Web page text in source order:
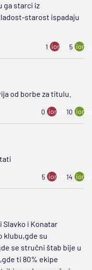
ga starci iz
starost ispadaju
1 ion:minus
5
od borbe za titulu.
0 ion:minus
10
5 ion:minus
14
i Konatar
klubu,gde su
se stručni štab bije u
ti 80% ekipe